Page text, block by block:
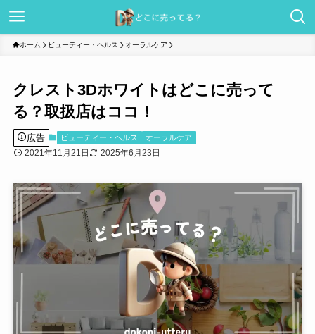
ホーム ビューティー・ヘルス オーラルケア
クレスト3Dホワイトはどこに売って
る？取扱店はココ！
広告 ビューティー・ヘルス オーラルケア
2021年11月21日 2025年6月23日